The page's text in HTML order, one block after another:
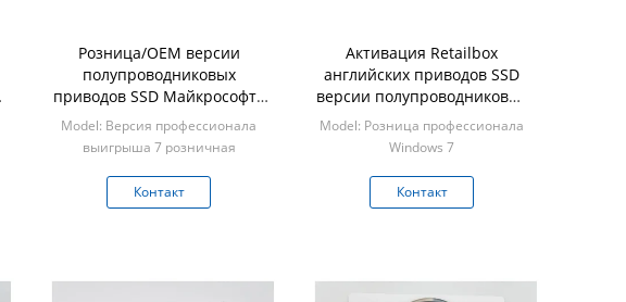
Розница/OEM версии
полупроводниковых
приводов SSD Майкрософта
профессиональные
розничные
Model: Версия профессионала
выигрыша 7 розничная
Контакт
Активация Retailbox
английских приводов SSD
версии полупроводниковых
профессиональная
Model: Розница профессионала
Windows 7
Контакт